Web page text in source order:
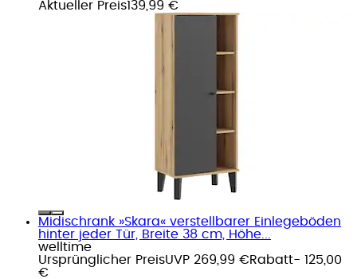
Aktueller Preis139,99 €
Midischrank »Skara« verstellbarer Einlegeböden
hinter jeder Tür, Breite 38 cm, Höhe...
welltime
Ursprünglicher PreisUVP 269,99 €Rabatt- 125,00
€